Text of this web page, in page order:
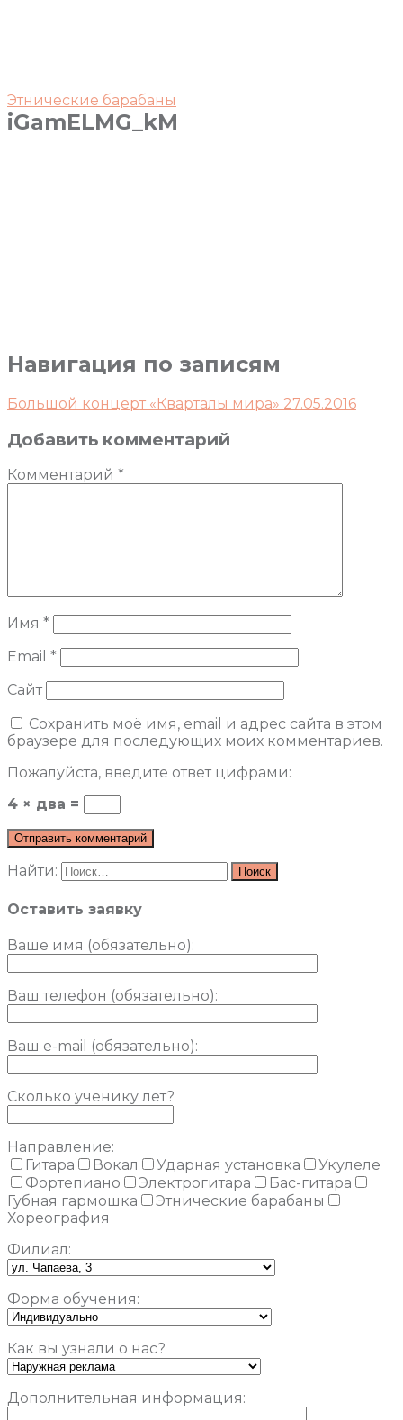
Этнические барабаны
iGamELMG_kM
Навигация по записям
Большой концерт «Кварталы мира» 27.05.2016
Добавить комментарий
Комментарий *
Имя *
Email *
Сайт
Сохранить моё имя, email и адрес сайта в этом
браузере для последующих моих комментариев.
Пожалуйста, введите ответ цифрами:
4 × два =
Найти:
Оставить заявку
Ваше имя (обязательно):
Ваш телефон (обязательно):
Ваш e-mail (обязательно):
Сколько ученику лет?
Направление:
Гитара
Вокал Ударная установка
Укулеле
Фортепиано
Электрогитара
Бас-гитара
Губная гармошка
Этнические барабаны
Хореография
Филиал:
Форма обучения:
Как вы узнали о нас?
Дополнительная информация: